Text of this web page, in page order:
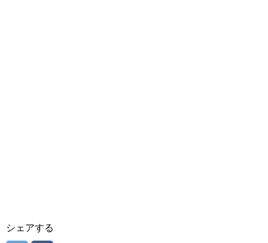
シェアする